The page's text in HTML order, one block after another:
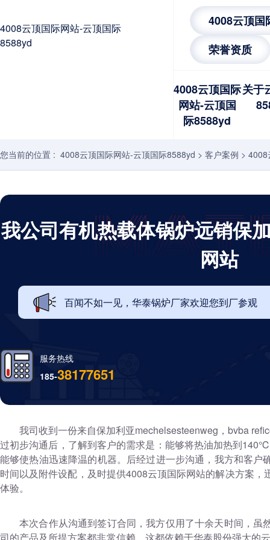
4008云顶国际网站-云顶国际
8588yd
4008云顶国
荣誉资质
4008云顶国际
网站-云顶国
际8588yd
关于
您当前的位置 : 4008云顶国际网站-云顶国际8588yd > 客户案例 > 4008
我公司有机热载体锅炉远销保
网站
百闻不如一见，华泰锅炉厂家欢迎您到厂参观
服务热线
185-38177651
我司收到一份来自保加利亚mechelsesteenweg，bvba
过初步沟通后，了解到客户的需求是：能够将热油加热到
能够使热油迅速降温的机器。后经过进一步沟通，我方和客户
时间以及附件设配，及时提供4008云顶国际网站的解决方案
体验。
本次合作从沟通到签订合同，我方仅用了十余天时间，虽